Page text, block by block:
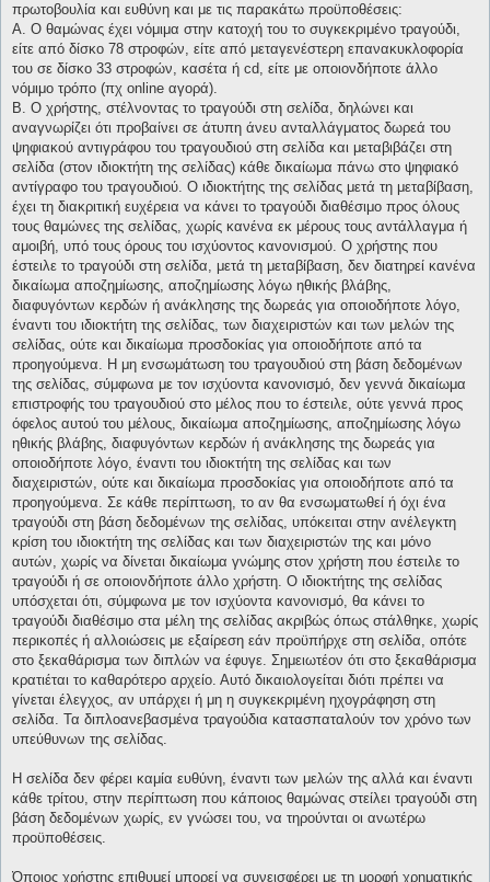
πρωτοβουλία και ευθύνη και με τις παρακάτω προϋποθέσεις:
Α. Ο θαμώνας έχει νόμιμα στην κατοχή του το συγκεκριμένο τραγούδι,
είτε από δίσκο 78 στροφών, είτε από μεταγενέστερη επανακυκλοφορία
του σε δίσκο 33 στροφών, κασέτα ή cd, είτε με οποιονδήποτε άλλο
νόμιμο τρόπο (πχ online αγορά).
Β. Ο χρήστης, στέλνοντας το τραγούδι στη σελίδα, δηλώνει και
αναγνωρίζει ότι προβαίνει σε άτυπη άνευ ανταλλάγματος δωρεά του
ψηφιακού αντιγράφου του τραγουδιού στη σελίδα και μεταβιβάζει στη
σελίδα (στον ιδιοκτήτη της σελίδας) κάθε δικαίωμα πάνω στο ψηφιακό
αντίγραφο του τραγουδιού. Ο ιδιοκτήτης της σελίδας μετά τη μεταβίβαση,
έχει τη διακριτική ευχέρεια να κάνει το τραγούδι διαθέσιμο προς όλους
τους θαμώνες της σελίδας, χωρίς κανένα εκ μέρους τους αντάλλαγμα ή
αμοιβή, υπό τους όρους του ισχύοντος κανονισμού. Ο χρήστης που
έστειλε το τραγούδι στη σελίδα, μετά τη μεταβίβαση, δεν διατηρεί κανένα
δικαίωμα αποζημίωσης, αποζημίωσης λόγω ηθικής βλάβης,
διαφυγόντων κερδών ή ανάκλησης της δωρεάς για οποιοδήποτε λόγο,
έναντι του ιδιοκτήτη της σελίδας, των διαχειριστών και των μελών της
σελίδας, ούτε και δικαίωμα προσδοκίας για οποιοδήποτε από τα
προηγούμενα. Η μη ενσωμάτωση του τραγουδιού στη βάση δεδομένων
της σελίδας, σύμφωνα με τον ισχύοντα κανονισμό, δεν γεννά δικαίωμα
επιστροφής του τραγουδιού στο μέλος που το έστειλε, ούτε γεννά προς
όφελος αυτού του μέλους, δικαίωμα αποζημίωσης, αποζημίωσης λόγω
ηθικής βλάβης, διαφυγόντων κερδών ή ανάκλησης της δωρεάς για
οποιοδήποτε λόγο, έναντι του ιδιοκτήτη της σελίδας και των
διαχειριστών, ούτε και δικαίωμα προσδοκίας για οποιοδήποτε από τα
προηγούμενα. Σε κάθε περίπτωση, το αν θα ενσωματωθεί ή όχι ένα
τραγούδι στη βάση δεδομένων της σελίδας, υπόκειται στην ανέλεγκτη
κρίση του ιδιοκτήτη της σελίδας και των διαχειριστών της και μόνο
αυτών, χωρίς να δίνεται δικαίωμα γνώμης στον χρήστη που έστειλε το
τραγούδι ή σε οποιονδήποτε άλλο χρήστη. Ο ιδιοκτήτης της σελίδας
υπόσχεται ότι, σύμφωνα με τον ισχύοντα κανονισμό, θα κάνει το
τραγούδι διαθέσιμο στα μέλη της σελίδας ακριβώς όπως στάλθηκε, χωρίς
περικοπές ή αλλοιώσεις με εξαίρεση εάν προϋπήρχε στη σελίδα, οπότε
στο ξεκαθάρισμα των διπλών να έφυγε. Σημειωτέον ότι στο ξεκαθάρισμα
κρατιέται το καθαρότερο αρχείο. Αυτό δικαιολογείται διότι πρέπει να
γίνεται έλεγχος, αν υπάρχει ή μη η συγκεκριμένη ηχογράφηση στη
σελίδα. Τα διπλοανεβασμένα τραγούδια κατασπαταλούν τον χρόνο των
υπεύθυνων της σελίδας.
Η σελίδα δεν φέρει καμία ευθύνη, έναντι των μελών της αλλά και έναντι
κάθε τρίτου, στην περίπτωση που κάποιος θαμώνας στείλει τραγούδι στη
βάση δεδομένων χωρίς, εν γνώσει του, να τηρούνται οι ανωτέρω
προϋποθέσεις.
Όποιος χρήστης επιθυμεί μπορεί να συνεισφέρει με τη μορφή χρηματικής